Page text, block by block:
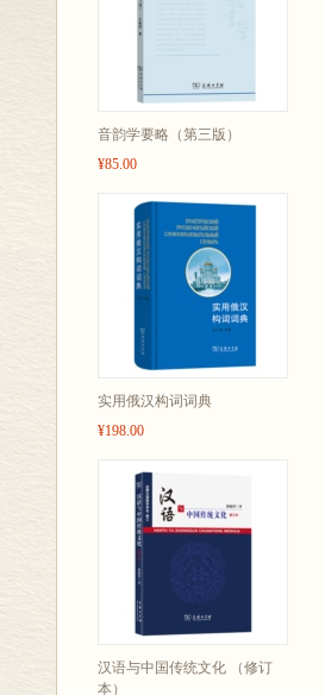
音韵学要略（第三版）
¥85.00
实用俄汉构词词典
¥198.00
汉语与中国传统文化 （修订
本）